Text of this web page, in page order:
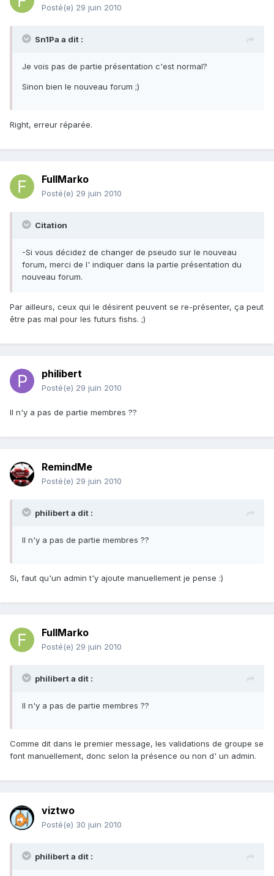
Posté(e) 29 juin 2010
Sn1Pa a dit :
Je vois pas de partie présentation c'est normal?
Sinon bien le nouveau forum ;)
Right, erreur réparée.
FullMarko
Posté(e) 29 juin 2010
Citation
-Si vous décidez de changer de pseudo sur le nouveau
forum, merci de l' indiquer dans la partie présentation du
nouveau forum.
Par ailleurs, ceux qui le désirent peuvent se re-présenter, ça peut
être pas mal pour les futurs fishs. ;)
philibert
Posté(e) 29 juin 2010
Il n'y a pas de partie membres ??
RemindMe
Posté(e) 29 juin 2010
philibert a dit :
Il n'y a pas de partie membres ??
Si, faut qu'un admin t'y ajoute manuellement je pense :)
FullMarko
Posté(e) 29 juin 2010
philibert a dit :
Il n'y a pas de partie membres ??
Comme dit dans le premier message, les validations de groupe se
font manuellement, donc selon la présence ou non d' un admin.
viztwo
Posté(e) 30 juin 2010
philibert a dit :